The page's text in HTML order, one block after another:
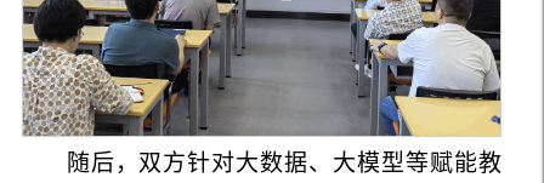
随后，双方针对大数据、大模型等赋能教